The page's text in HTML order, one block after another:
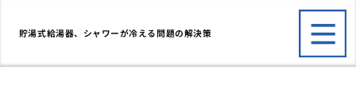
貯湯式給湯器、シャワーが冷える問題の解決策